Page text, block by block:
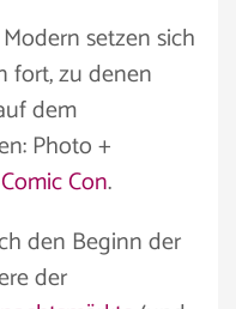
setzen sich
fort, zu denen
dem
Photo +
Con.
den Beginn der
der